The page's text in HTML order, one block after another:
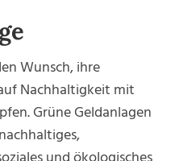
Wunsch, ihre
Nachhaltigkeit mit
Grüne Geldanlagen